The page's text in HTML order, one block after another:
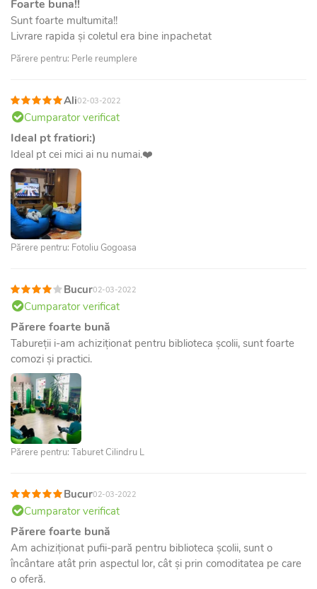
Foarte buna!!
Sunt foarte multumita!!
Livrare rapida și coletul era bine inpachetat
Părere pentru: Perle reumplere
Ali02-03-2022
Cumparator verificat
Ideal pt fratiori:)
Ideal pt cei mici ai nu numai.❤️
Părere pentru: Fotoliu Gogoasa
Bucur02-03-2022
Cumparator verificat
Părere foarte bună
Tabureții i-am achiziționat pentru biblioteca școlii, sunt foarte
comozi și practici.
Părere pentru: Taburet Cilindru L
Bucur02-03-2022
Cumparator verificat
Părere foarte bună
Am achiziționat pufii-pară pentru biblioteca școlii, sunt o
încântare atât prin aspectul lor, cât și prin comoditatea pe care
o oferă.